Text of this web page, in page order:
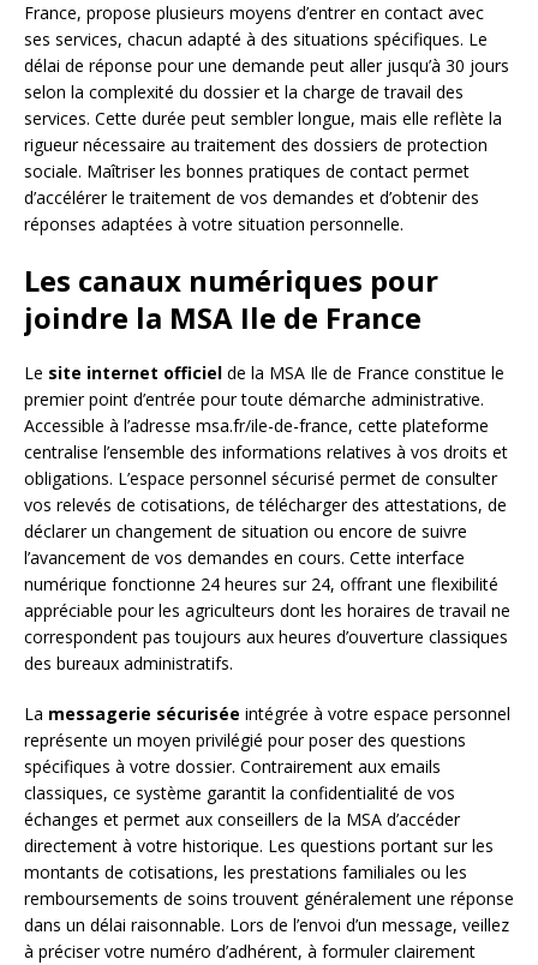
France, propose plusieurs moyens d’entrer en contact avec
ses services, chacun adapté à des situations spécifiques. Le
délai de réponse pour une demande peut aller jusqu’à 30 jours
selon la complexité du dossier et la charge de travail des
services. Cette durée peut sembler longue, mais elle reflète la
rigueur nécessaire au traitement des dossiers de protection
sociale. Maîtriser les bonnes pratiques de contact permet
d’accélérer le traitement de vos demandes et d’obtenir des
réponses adaptées à votre situation personnelle.
Les canaux numériques pour
joindre la MSA Ile de France
Le site internet officiel de la MSA Ile de France constitue le
premier point d’entrée pour toute démarche administrative.
Accessible à l’adresse msa.fr/ile-de-france, cette plateforme
centralise l’ensemble des informations relatives à vos droits et
obligations. L’espace personnel sécurisé permet de consulter
vos relevés de cotisations, de télécharger des attestations, de
déclarer un changement de situation ou encore de suivre
l’avancement de vos demandes en cours. Cette interface
numérique fonctionne 24 heures sur 24, offrant une flexibilité
appréciable pour les agriculteurs dont les horaires de travail ne
correspondent pas toujours aux heures d’ouverture classiques
des bureaux administratifs.
La messagerie sécurisée intégrée à votre espace personnel
représente un moyen privilégié pour poser des questions
spécifiques à votre dossier. Contrairement aux emails
classiques, ce système garantit la confidentialité de vos
échanges et permet aux conseillers de la MSA d’accéder
directement à votre historique. Les questions portant sur les
montants de cotisations, les prestations familiales ou les
remboursements de soins trouvent généralement une réponse
dans un délai raisonnable. Lors de l’envoi d’un message, veillez
à préciser votre numéro d’adhérent, à formuler clairement